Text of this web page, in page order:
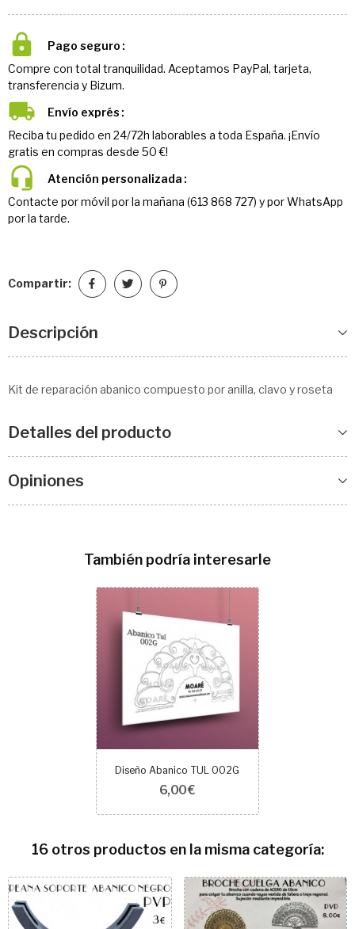
Pago seguro
Compre con total tranquilidad. Aceptamos PayPal, tarjeta,
transferencia y Bizum.
Envío exprés
Reciba tu pedido en 24/72h laborables a toda España. ¡Envío
gratis en compras desde 50 €!
Atención personalizada
Contacte por móvil por la mañana (613 868 727) y por WhatsApp
por la tarde.
Compartir:
Descripción
Kit de reparación abanico compuesto por anilla, clavo y roseta
Detalles del producto
Opiniones
También podría interesarle
Diseño Abanico TUL 002G
6,00 €
16 otros productos en la misma categoría: